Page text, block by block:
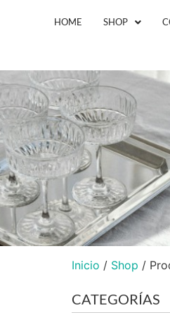
HOME SHOP
Inicio / Shop /
CATEGORÍAS